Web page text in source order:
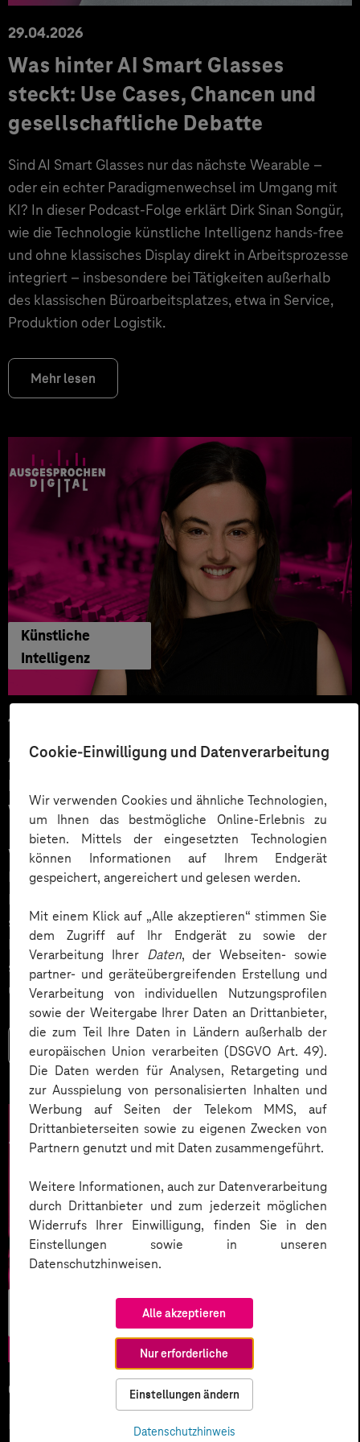
Cookie-Einwilligung und Datenverarbeitung
Wir verwenden Cookies und ähnliche Technologien,
um Ihnen das bestmögliche Online-Erlebnis zu
bieten. Mittels der eingesetzten Technologien
können Informationen auf Ihrem Endgerät
gespeichert, angereichert und gelesen werden.
Mit einem Klick auf „Alle akzeptieren“ stimmen Sie
dem Zugriff auf Ihr Endgerät zu sowie der
Verarbeitung Ihrer Daten, der Webseiten- sowie
partner- und geräteübergreifenden Erstellung und
Verarbeitung von individuellen Nutzungsprofilen
sowie der Weitergabe Ihrer Daten an Drittanbieter,
die zum Teil Ihre Daten in Ländern außerhalb der
europäischen Union verarbeiten (DSGVO Art. 49).
Die Daten werden für Analysen, Retargeting und
zur Ausspielung von personalisierten Inhalten und
Werbung auf Seiten der Telekom MMS, auf
Drittanbieterseiten sowie zu eigenen Zwecken von
Partnern genutzt und mit Daten zusammengeführt.
Weitere Informationen, auch zur Datenverarbeitung
durch Drittanbieter und zum jederzeit möglichen
Widerrufs Ihrer Einwilligung, finden Sie in den
Einstellungen sowie in unseren
Datenschutzhinweisen.
Alle akzeptieren
Nur erforderliche
Einstellungen ändern
Datenschutzhinweis
29.04.2026
Was hinter AI Smart Glasses
steckt: Use Cases, Chancen und
gesellschaftliche Debatte
Sind AI Smart Glasses nur das nächste Wearable –
oder ein echter Paradigmenwechsel im Umgang mit
KI? In dieser Podcast-Folge erklärt Dirk Sinan Songür,
wie die Technologie künstliche Intelligenz hands-free
und ohne klassisches Display direkt in Arbeitsprozesse
integriert – insbesondere bei Tätigkeiten außerhalb
des klassischen Büroarbeitsplatzes, etwa in Service,
Produktion oder Logistik.
Mehr lesen
Künstliche
Intelligenz
12.03.2026
Automatisiert gedacht,
menschlich gewünscht: Die
Wahrheit über KI im Kundendialog
Wie gelingt Conversational AI wirklich – jenseits von
Hype und „Magic Button“? Im Podcast erklärt Dr.
Laura Dreessen, warum erfolgreiche KI‑Dialogsysteme
strategische Beratung, gutes UX‑Design, klare
Prozesse und realistische Erwartungen brauchen. Ein
spannender Blick auf das Zusammenspiel von Mensch
und KI.
Mehr lesen
05.02.2026
KI-Wettlauf 2026: Innovationen,